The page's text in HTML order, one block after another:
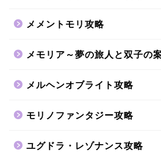
メメントモリ攻略
メモリア～夢の旅人と双子の
メルヘンオブライト攻略
モリノファンタジー攻略
ユグドラ・レゾナンス攻略